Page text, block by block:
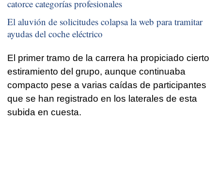
catorce categorías profesionales
El aluvión de solicitudes colapsa la web para tramitar
ayudas del coche eléctrico
El primer tramo de la carrera ha propiciado cierto
estiramiento del grupo, aunque continuaba
compacto pese a varias caídas de participantes
que se han registrado en los laterales de esta
subida en cuesta.